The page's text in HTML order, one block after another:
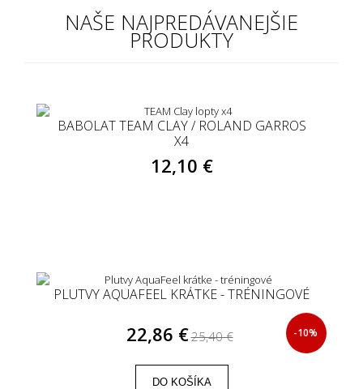
NAŠE NAJPREDÁVANEJŠIE
PRODUKTY
BABOLAT TEAM CLAY / ROLAND GARROS
X4
12,10 €
PLUTVY AQUAFEEL KRÁTKE - TRÉNINGOVÉ
22,86 €25,40 € -10%
DO KOŠÍKA